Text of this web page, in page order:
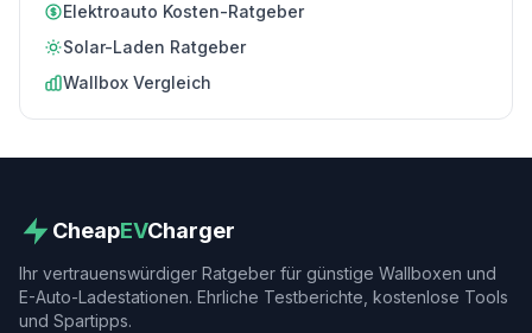
Elektroauto Kosten-Ratgeber
Solar-Laden Ratgeber
Wallbox Vergleich
CheapEVCharger
Ihr vertrauenswürdiger Ratgeber für günstige Wallboxen und
E-Auto-Ladestationen. Ehrliche Testberichte, kostenlose Tools
und Spartipps.